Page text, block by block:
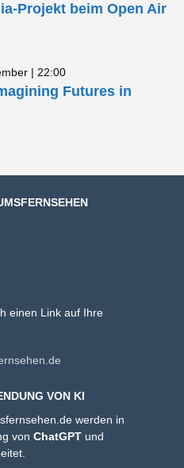
Projekt beim Open Air
| 22:00
Futures in
einen Link auf Ihre
VON KI
werden in
von ChatGPT und